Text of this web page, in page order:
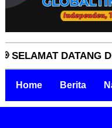
DATANG DI
Home Berita